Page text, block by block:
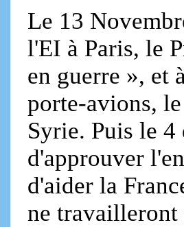
Le 13
l'EI à Paris, le
en guerre », et
porte-avions,
Syrie. Puis le
d'approuver
d'aider la
ne travailleront